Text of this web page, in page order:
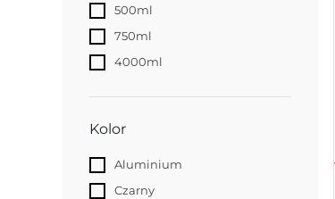
500ml
750ml
4000ml
Kolor
Aluminium
Czarny